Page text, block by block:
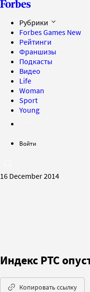
Рубрики
Forbes Games New
Рейтинги
Франшизы
Подкасты
Видео
Life
Woman
Sport
Young
Войти
16 December 2014
Индекс РТС
Копировать ссылку